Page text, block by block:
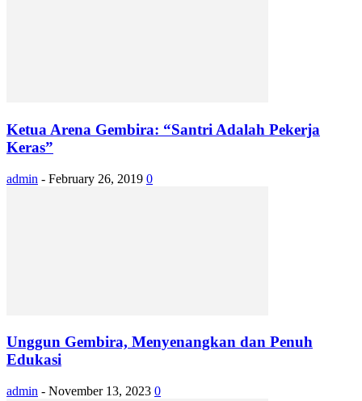
Ketua Arena Gembira: “Santri Adalah Pekerja
Keras”
admin - February 26, 2019 0
Unggun Gembira, Menyenangkan dan Penuh
Edukasi
admin - November 13, 2023 0